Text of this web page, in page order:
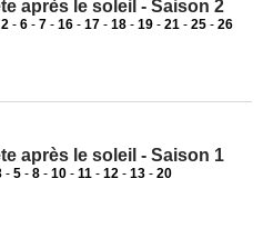
après le soleil - Saison 2
2 - 6 - 7 - 16 - 17 - 18 - 19 - 21 - 25 - 26
après le soleil - Saison 1
- 5 - 8 - 10 - 11 - 12 - 13 - 20